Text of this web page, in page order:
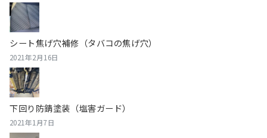
シート焦げ穴補修（タバコの焦げ穴）
2021年2月16日
下回り防錆塗装（塩害ガード）
2021年1月7日